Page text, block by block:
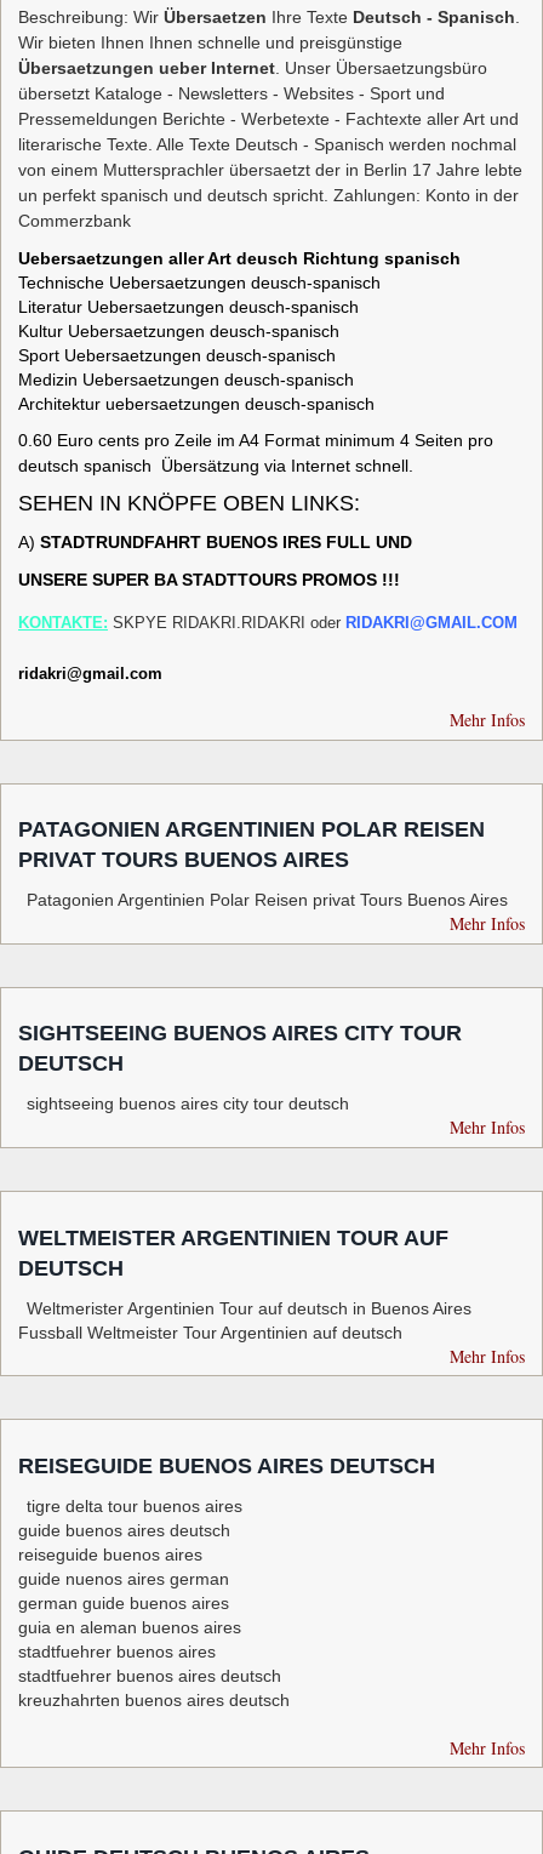
Beschreibung: Wir Übersaetzen Ihre Texte Deutsch - Spanisch
Wir bieten Ihnen Ihnen schnelle und preisgünstige
Übersaetzungen ueber Internet . Unser Übersaetzungsbüro
übersetzt Kataloge - Newsletters - Websites - Sport und
Pressemeldungen Berichte - Werbetexte - Fachtexte aller Art und
literarische Texte. Alle Texte Deutsch - Spanisch werden nochmal
von einem Muttersprachler übersaetzt der in Berlin 17 Jahre lebte
un perfekt spanisch und deutsch spricht. Zahlungen: Konto in der
Commerzbank
Uebersaetzungen aller Art deusch Richtung spanisch
Technische Uebersaetzungen deusch-spanisch
Literatur Uebersaetzungen deusch-spanisch
Kultur Uebersaetzungen deusch-spanisch
Sport Uebersaetzungen deusch-spanisch
Medizin Uebersaetzungen deusch-spanisch
Architektur uebersaetzungen deusch-spanisch
0.60 Euro cents pro Zeile im A4 Format minimum 4 Seiten pro
deutsch spanisch Übersätzung via Internet schnell.
SEHEN IN KNÖPFE OBEN LINKS:
A) STADTRUNDFAHRT BUENOS IRES FULL UND
UNSERE SUPER BASTADTTOURS PROMOS !!!
KONTAKTE: SKPYE RIDAKRI.RIDAKRI oder RIDAKRI@GMAIL.COM
ridakri@gmail.com
Mehr Infos
PATAGONIEN ARGENTINIEN POLAR REISEN
PRIVAT TOURS BUENOS AIRES
Patagonien Argentinien Polar Reisen privat Tours Buenos Aires
Mehr Infos
SIGHTSEEING BUENOS AIRES CITY TOUR
DEUTSCH
sightseeing buenos aires city tour deutsch
Mehr Infos
WELTMEISTER ARGENTINIEN TOUR AUF
DEUTSCH
Weltmerister Argentinien Tour auf deutsch in Buenos Aires
Fussball Weltmeister Tour Argentinien auf deutsch
Mehr Infos
REISEGUIDE BUENOS AIRES DEUTSCH
tigre delta tour buenos aires
guide buenos aires deutsch
reiseguide buenos aires
guide nuenos aires german
german guide buenos aires
guia en aleman buenos aires
stadtfuehrer buenos aires
stadtfuehrer buenos aires deutsch
kreuzhahrten buenos aires deutsch
Mehr Infos